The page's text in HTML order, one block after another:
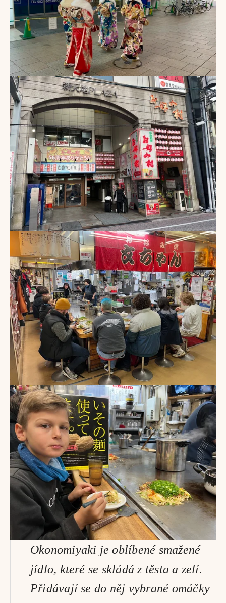
Okonomiyaki je oblíbené smažené
jídlo, které se skládá z těsta a zelí.
Přidávají se do něj vybrané omáčky